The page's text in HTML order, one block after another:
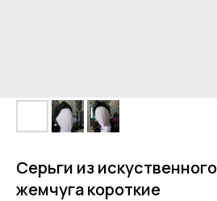
Серьги из
жемчуга короткие